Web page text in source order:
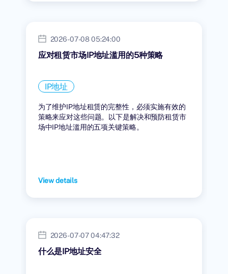
2026-07-08 05:24:00
应对租赁市场IP地址滥用的5种策略
IP地址
为了维护IP地址租赁的完整性，必须实施有效的
策略来应对这些问题。以下是解决和预防租赁市
场中IP地址滥用的五项关键策略。
View details
2026-07-07 04:47:32
什么是IP地址安全